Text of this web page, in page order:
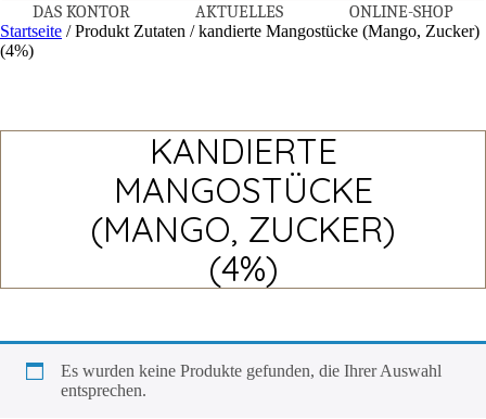
DAS KON­TOR AKTU­EL­LES ONLINE-SHOP
Startseite / Produkt Zutaten / kandierte Mangostücke (Mango, Zucker)
(4%)
KANDIERTE
MANGOSTÜCKE
(MANGO, ZUCKER)
(4%)
Es wur­den kei­ne Pro­duk­te gefun­den, die Ihrer Aus­wahl
entsprechen.